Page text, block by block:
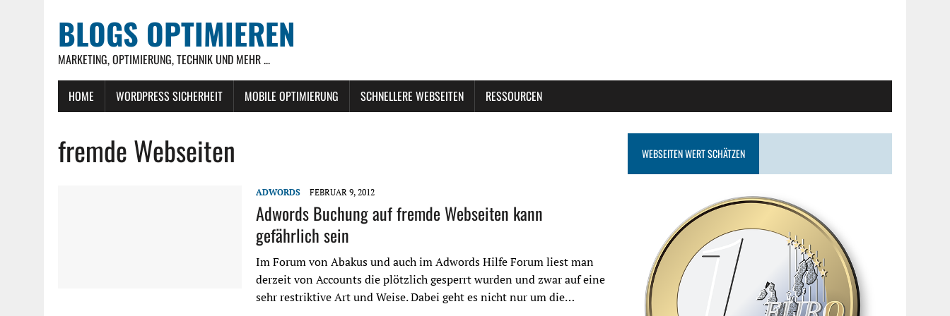
BLOGS OPTIMIEREN
MARKETING, OPTIMIERUNG, TECHNIK UND MEHR ...
HOME WORDPRESS SICHERHEIT MOBILE OPTIMIERUNG SCHNELLERE WEBSEITEN RESSOURCEN
fremde Webseiten
ADWORDS FEBRUAR 9, 2012
Adwords Buchung auf fremde Webseiten kann
gefährlich sein
Im Forum von Abakus und auch im Adwords Hilfe Forum liest man
derzeit von Accounts die plötzlich gesperrt wurden und zwar auf eine
sehr restriktive Art und Weise. Dabei geht es nicht nur um die…
WEBSEITEN WERT SCHÄTZEN